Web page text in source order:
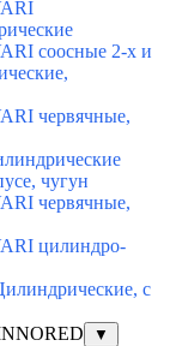
соосные 2-х и
червячные,
чугун
червячные,
цилиндро-
с
▼